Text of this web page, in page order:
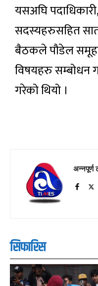
यसअघि
सदस्यहरुसहित
बैठकले पौडेल
विषयहरु सम्बोधन
गरेको थियो ।
अन्नपूर्ण
सिफारिस